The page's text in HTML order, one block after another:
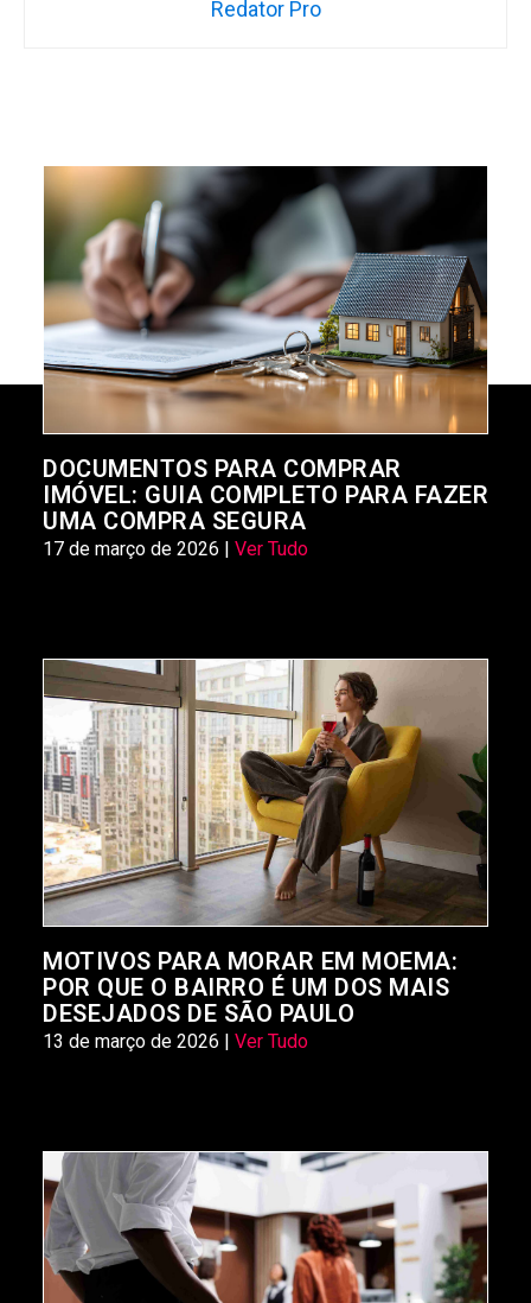
Redator Pro
DOCUMENTOS PARA COMPRAR
IMÓVEL: GUIA COMPLETO PARA FAZER
UMA COMPRA SEGURA
17 de março de 2026 | Ver Tudo
MOTIVOS PARA MORAR EM MOEMA:
POR QUE O BAIRRO É UM DOS MAIS
DESEJADOS DE SÃO PAULO
13 de março de 2026 | Ver Tudo